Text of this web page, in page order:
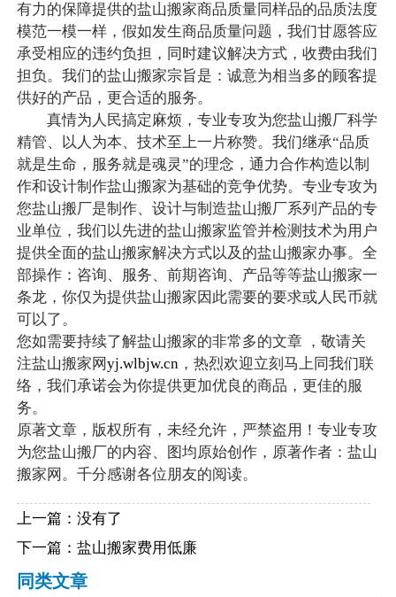
有力的保障提供的盐山搬家商品质量同样品的品质法度
模范一模一样，假如发生商品质量问题，我们甘愿答应
承受相应的违约负担，同时建议解决方式，收费由我们
担负。我们的盐山搬家宗旨是：诚意为相当多的顾客提
供好的产品，更合适的服务。
真情为人民搞定麻烦，专业专攻为您盐山搬厂科学
精管、以人为本、技术至上一片称赞。我们继承“品质
就是生命，服务就是魂灵”的理念，通力合作构造以制
作和设计制作盐山搬家为基础的竞争优势。专业专攻为
您盐山搬厂是制作、设计与制造盐山搬厂系列产品的专
业单位，我们以先进的盐山搬家监管并检测技术为用户
提供全面的盐山搬家解决方式以及的盐山搬家办事。全
部操作：咨询、服务、前期咨询、产品等等盐山搬家一
条龙，你仅为提供盐山搬家因此需要的要求或人民币就
可以了。
您如需要持续了解盐山搬家的非常多的文章 ，敬请关
注盐山搬家网yj.wlbjw.cn，热烈欢迎立刻马上同我们联
络，我们承诺会为你提供更加优良的商品，更佳的服
务。
原著文章，版权所有，未经允许，严禁盗用！专业专攻
为您盐山搬厂的内容、图均原始创作，原著作者：盐山
搬家网。千分感谢各位朋友的阅读。
上一篇：没有了
下一篇： 盐山搬家费用低廉
同类文章